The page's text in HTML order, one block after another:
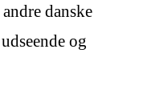
danske
og